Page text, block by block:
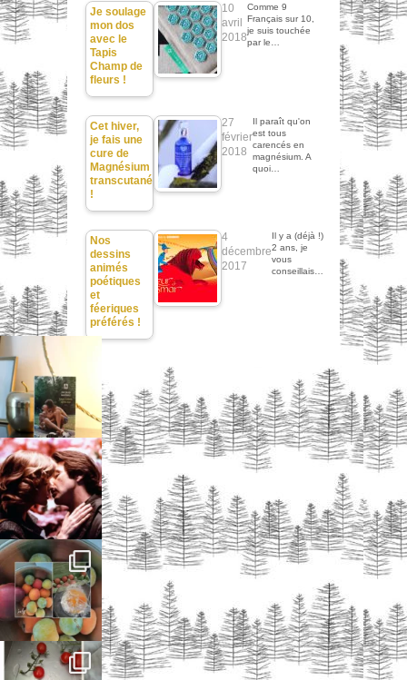
Je soulage
mon dos
avec le
Tapis
Champ de
fleurs !
10
avril
2018
Comme 9
Français sur 10,
je suis touchée
par le…
Cet hiver,
je fais une
cure de
Magnésium
transcutané
!
27
février
2018
Il paraît qu'on
est tous
carencés en
magnésium. A
quoi…
Nos
dessins
animés
poétiques
et
féeriques
préférés !
4
décembre
2017
Il y a (déjà !)
2 ans, je
vous
conseillais…